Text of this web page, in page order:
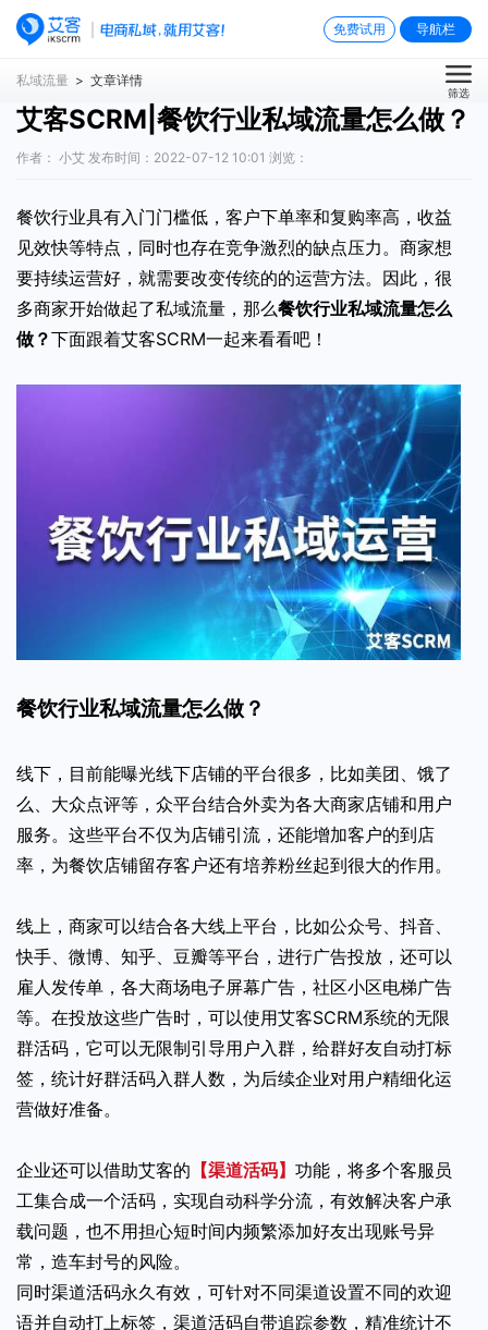
免费试用 导航栏
私域流量 > 文章详情
筛选
艾客SCRM|餐饮行业私域流量怎么做？
作者： 小艾 发布时间：2022-07-12 10:01 浏览：
餐饮行业具有入门门槛低，客户下单率和复购率高，收益
见效快等特点，同时也存在竞争激烈的缺点压力。商家想
要持续运营好，就需要改变传统的的运营方法。因此，很
多商家开始做起了私域流量，那么餐饮行业私域流量怎么
做 ？下面跟着艾客SCRM一起来看看吧！
餐饮行业私域流量怎么做？
线下，目前能曝光线下店铺的平台很多，比如美团、饿了
么、大众点评等，众平台结合外卖为各大商家店铺和用户
服务。这些平台不仅为店铺引流，还能增加客户的到店
率，为餐饮店铺留存客户还有培养粉丝起到很大的作用。
线上，商家可以结合各大线上平台，比如公众号、抖音、
快手、微博、知乎、豆瓣等平台，进行广告投放，还可以
雇人发传单，各大商场电子屏幕广告，社区小区电梯广告
等。在投放这些广告时，可以使用艾客SCRM系统的无限
群活码，它可以无限制引导用户入群，给群好友自动打标
签，统计好群活码入群人数，为后续企业对用户精细化运
营做好准备。
企业还可以借助艾客的 【渠道活码】 功能，将多个客服员
工集合成一个活码，实现自动科学分流，有效解决客户承
载问题，也不用担心短时间内频繁添加好友出现账号异
常，造车封号的风险。
同时渠道活码永久有效，可针对不同渠道设置不同的欢迎
语并自动打上标签，渠道活码自带追踪参数，精准统计不